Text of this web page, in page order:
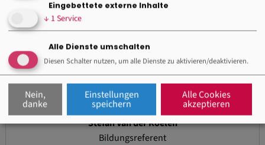
Stefan Van der Koelen
Bildungsreferent
Eingebettete externe Inhalte
↓ 1 Service
Alle Dienste umschalten
Diesen Schalter nutzen, um alle Dienste zu aktivieren/deaktivieren.
Nein,
danke
Einstellungen
speichern
Alle Cookies
akzeptieren